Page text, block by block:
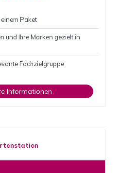
Paket
und Ihre Marken gezielt in
Fachzielgruppe
Informationen